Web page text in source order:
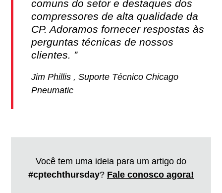
comuns do setor e destaques dos
compressores de alta qualidade da
CP. Adoramos fornecer respostas às
perguntas técnicas de nossos
clientes.
Jim Phillis , Suporte Técnico Chicago
Pneumatic
Você tem uma ideia para um artigo do
#cptechthursday? Fale conosco agora!